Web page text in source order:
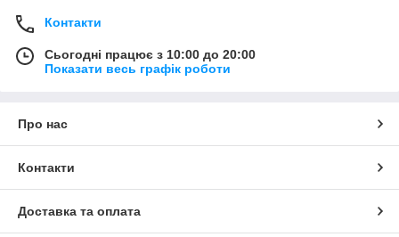
Контакти
Сьогодні працює з 10:00 до 20:00
Показати весь графік роботи
Про нас
Контакти
Доставка та оплата